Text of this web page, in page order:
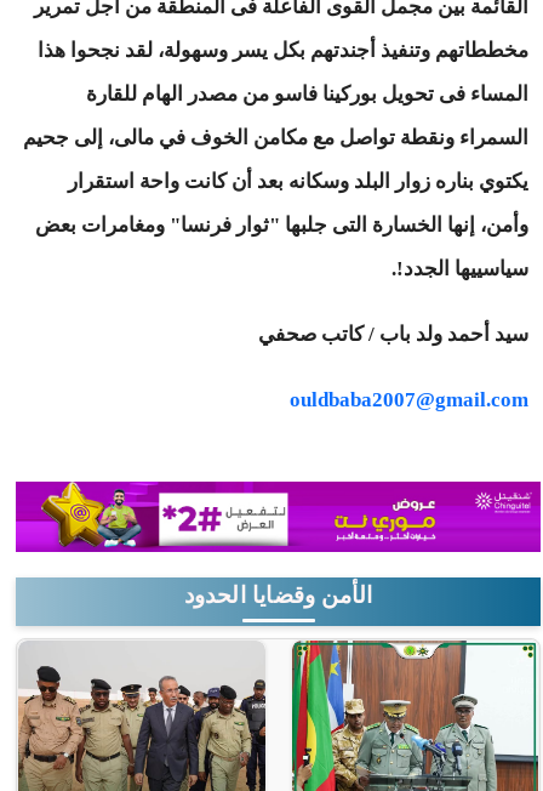
القائمة بين مجمل القوى الفاعلة فى المنطقة من أجل تمرير
مخططاتهم وتنفيذ أجندتهم بكل يسر وسهولة، لقد نجحوا هذا
المساء فى تحويل بوركينا فاسو من مصدر الهام للقارة
السمراء ونقطة تواصل مع مكامن الخوف في مالى، إلى جحيم
يكتوي بناره زوار البلد وسكانه بعد أن كانت واحة استقرار
وأمن، إنها الخسارة التى جلبها "ثوار فرنسا" ومغامرات بعض
سياسييها الجدد!.
سيد أحمد ولد باب / كاتب صحفي
ouldbaba2007@gmail.com
الأمن وقضايا الحدود